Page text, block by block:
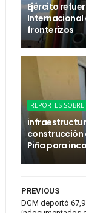
Ejército
Internacional
fronterizos
REPORTES
construcción
Piña para
PREVIOUS
DGM deportó